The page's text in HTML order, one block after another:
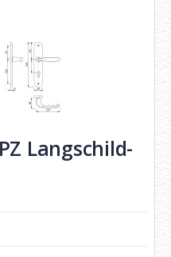
Langschild-